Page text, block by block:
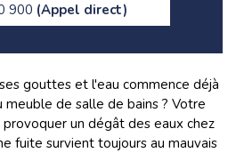
900 (Appel direct)
gouttes et l'eau commence déjà
de salle de bains ? Votre
un dégât des eaux chez
fuite survient toujours au mauvais